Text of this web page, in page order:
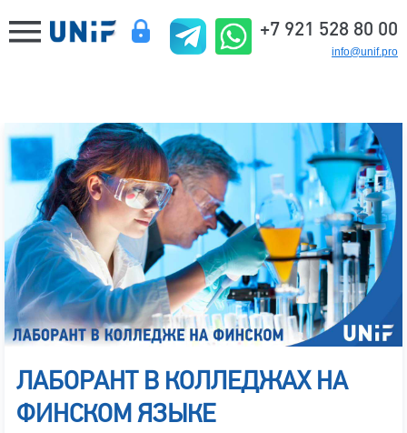
+7 921 528 80 00
info@unif.pro
ЛАБОРАНТ В КОЛЛЕДЖАХ НА
ФИНСКОМ ЯЗЫКЕ